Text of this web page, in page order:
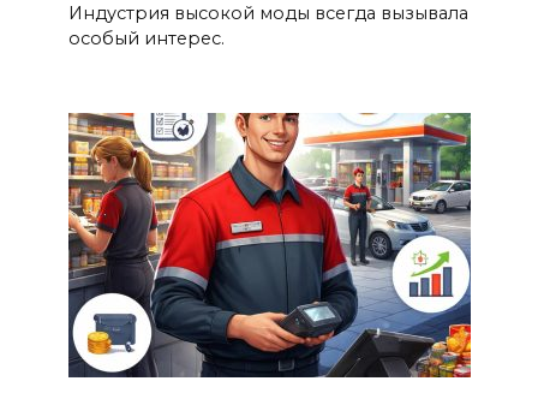
Индустрия высокой моды всегда вызывала
особый интерес.